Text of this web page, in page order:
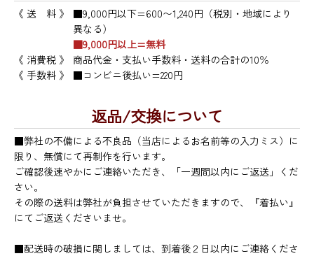
《 送 料 》
■9,000円以下=600〜1,240円（税別・地域により
異なる）
■9,000円以上=無料
《 消費税 》
商品代金・支払い手数料・送料の合計の10％
《 手数料 》
■コンビニ後払い=220円
返品/交換について
■弊社の不備による不良品（当店によるお名前等の入力ミス）に
限り、無償にて再制作を行います。
ご確認後速やかにご連絡いただき、「一週間以内にご返送」くだ
さい。
その際の送料は弊社が負担させていただきますので、『着払い』
にてご返送くださいませ。
■配送時の破損に関しましては、到着後２日以内にご連絡くださ